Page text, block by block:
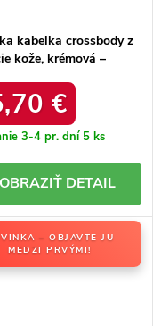
kabelka crossbody z
kože, krémová –
ECRU €
3-4 pr. dní 5 ks
DETAIL
– OBJAVTE JU
MEDZI PRVÝMI!